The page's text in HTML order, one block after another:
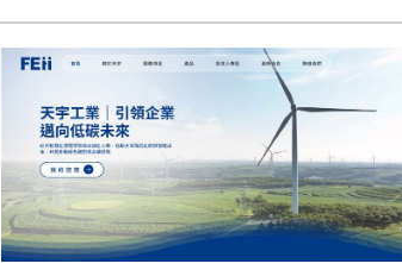
政兄弟及柯麗卿等一共9人到案，訊後移送台北
地檢署複訊。而就在移送張國政時，3名保鑣與
現場媒體爆發嚴重肢體衝突。